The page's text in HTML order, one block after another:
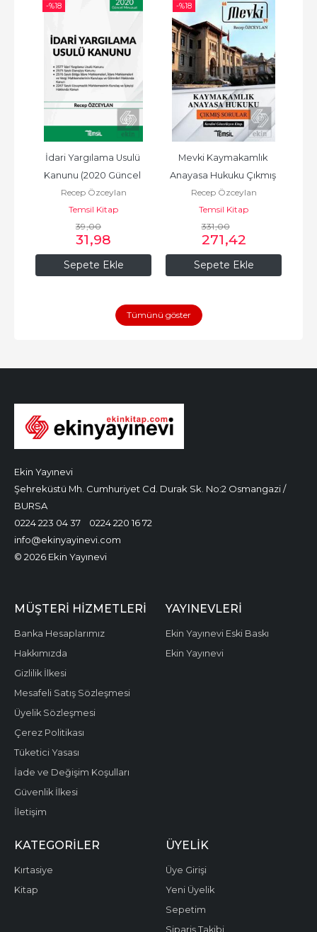
-%18
Sepete Ekle
İdari Yargılama Usulü
Kanunu (2020 Güncel
Mevzuat)
Recep Özceylan
Temsil Kitap
39,00
31,98
-%18
Sepete Ekle
Mevki Kaymakamlık
Anayasa Hukuku Çıkmış
Sorular 20
Recep Özceylan
Temsil Kitap
331,00
271,42
Tümünü göster
Ekin Yayınevi
Şehreküstü Mh. Cumhuriyet Cd. Durak Sk. No:2 Osmangazi /
BURSA
0224 223 04 37
0224 220 16 72
info@ekinyayinevi.com
© 2026 Ekin Yayınevi
MÜŞTERI HIZMETLERI
Banka Hesaplarımız
Hakkımızda
Gizlilik İlkesi
Mesafeli Satış Sözleşmesi
Üyelik Sözleşmesi
Çerez Politikası
Tüketici Yasası
İade ve Değişim Koşulları
Güvenlik İlkesi
İletişim
YAYINEVLERI
Ekin Yayınevi Eski Baskı
Ekin Yayınevi
KATEGORILER
Kırtasiye
Kitap
ÜYELIK
Üye Girişi
Yeni Üyelik
Sepetim
Sipariş Takibi